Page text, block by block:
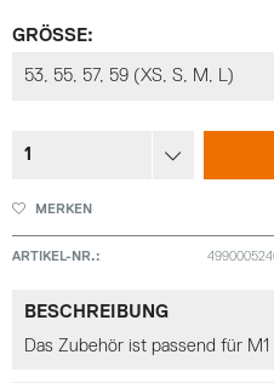
GRÖSSE:
MERKEN
ARTIKEL-NR.:
BESCHREIBUNG
Das Zubehör ist passend für M1